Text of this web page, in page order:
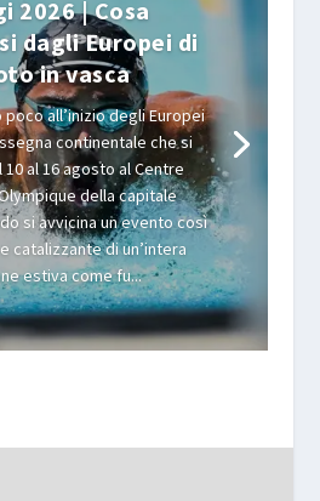
2026 | Cosa
dagli Europei di
in vasca
poco all’inizio degli Europei
continentale che si
al 16 agosto al Centre
della capitale
si avvicina un evento così
catalizzante di un’intera
estiva come fu...